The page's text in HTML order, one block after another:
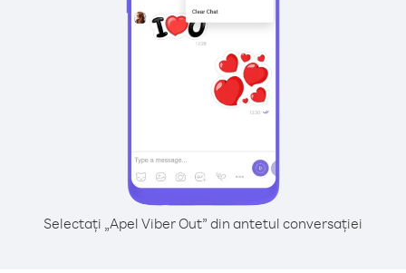
Selectați „Apel Viber Out” din antetul conversației